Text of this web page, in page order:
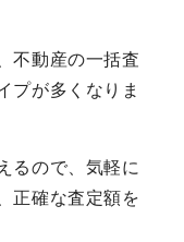
不動産の一括査
プが多くなりま
るので、気軽に
正確な査定額を